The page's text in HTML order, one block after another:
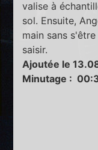
valise à
sol. Ensuite,
main sans
saisir.
Ajoutée le
Minutage :